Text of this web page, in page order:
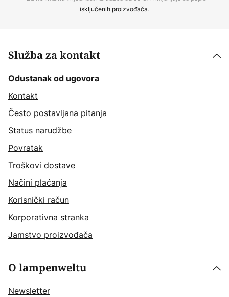
isključenih proizvođača.
Služba za kontakt
Odustanak od ugovora
Kontakt
Često postavljana pitanja
Status narudžbe
Povratak
Troškovi dostave
Načini plaćanja
Korisnički račun
Korporativna stranka
Jamstvo proizvođača
O lampenweltu
Newsletter